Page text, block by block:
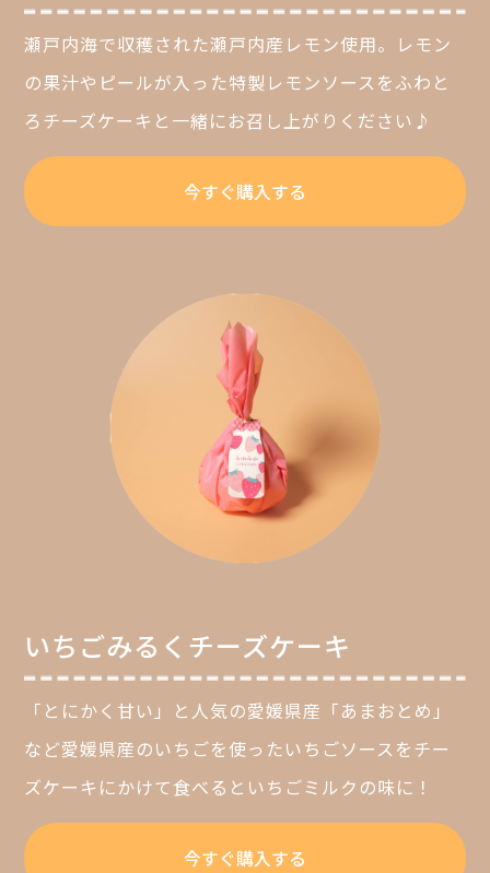
瀬戸内海で収穫された瀬戸内産レモン使用。レモン
の果汁やピールが入った特製レモンソースをふわと
ろチーズケーキと一緒にお召し上がりください♪
今すぐ購入する
いちごみるくチーズケーキ
「とにかく甘い」と人気の愛媛県産「あまおとめ」
など愛媛県産のいちごを使ったいちごソースをチー
ズケーキにかけて食べるといちごミルクの味に！
今すぐ購入する